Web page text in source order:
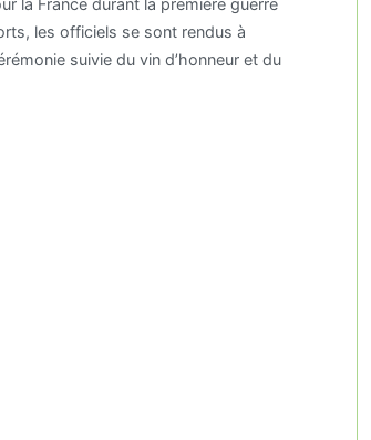
les officiels se sont rendus à
suivie du vin d’honneur et du